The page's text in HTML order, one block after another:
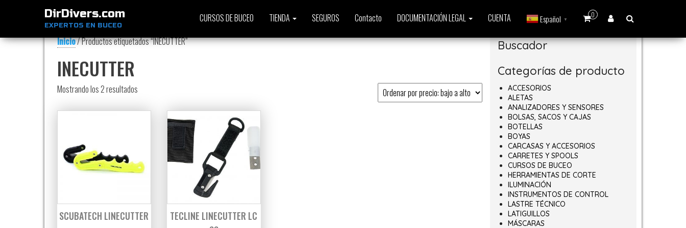
DirDivers.com
EXPERTOS EN BUCEO
0
CURSOS DE BUCEO TIENDA SEGUROS Contacto DOCUMENTACIÓN LEGAL CUENTA Español ▼
Inicio/ Productos etiquetados “INECUTTER”
INECUTTER
Mostrando los 2 resultados
SCUBATECH LINECUTTER
TECLINE LINECUTTER LC
Buscador
Categorías de producto
ACCESORIOS
ALETAS
ANALIZADORES Y SENSORES
BOLSAS, SACOS Y CAJAS
BOTELLAS
BOYAS
CARCASAS Y ACCESORIOS
CARRETES Y SPOOLS
CURSOS DE BUCEO
HERRAMIENTAS DE CORTE
ILUMINACIÓN
INSTRUMENTOS DE CONTROL
LASTRE TÉCNICO
LATIGUILLOS
MÁSCARAS